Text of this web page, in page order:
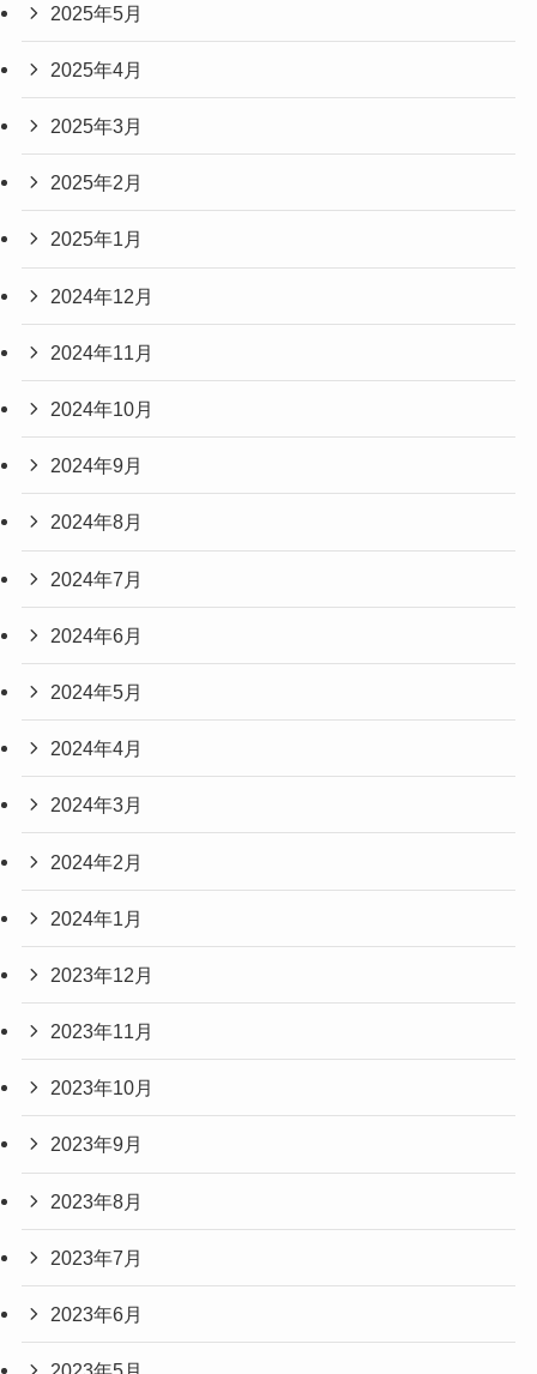
2025年5月
2025年4月
2025年3月
2025年2月
2025年1月
2024年12月
2024年11月
2024年10月
2024年9月
2024年8月
2024年7月
2024年6月
2024年5月
2024年4月
2024年3月
2024年2月
2024年1月
2023年12月
2023年11月
2023年10月
2023年9月
2023年8月
2023年7月
2023年6月